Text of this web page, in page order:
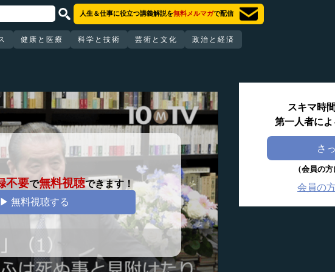
人生＆仕事に役立つ講義解説を無料メルマガで配信
健康と医療 科学と技術 芸術と文化 政治と経済
不要で無料視聴できます！
無料視聴する
スキマ時
第一人者に
さ
（会員の
会員の